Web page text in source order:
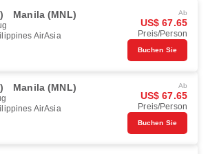
Manila (MNL)
AirAsia
Ab
US$ 67.65
Preis/Person
Buchen Sie
Manila (MNL)
AirAsia
Ab
US$ 67.65
Preis/Person
Buchen Sie